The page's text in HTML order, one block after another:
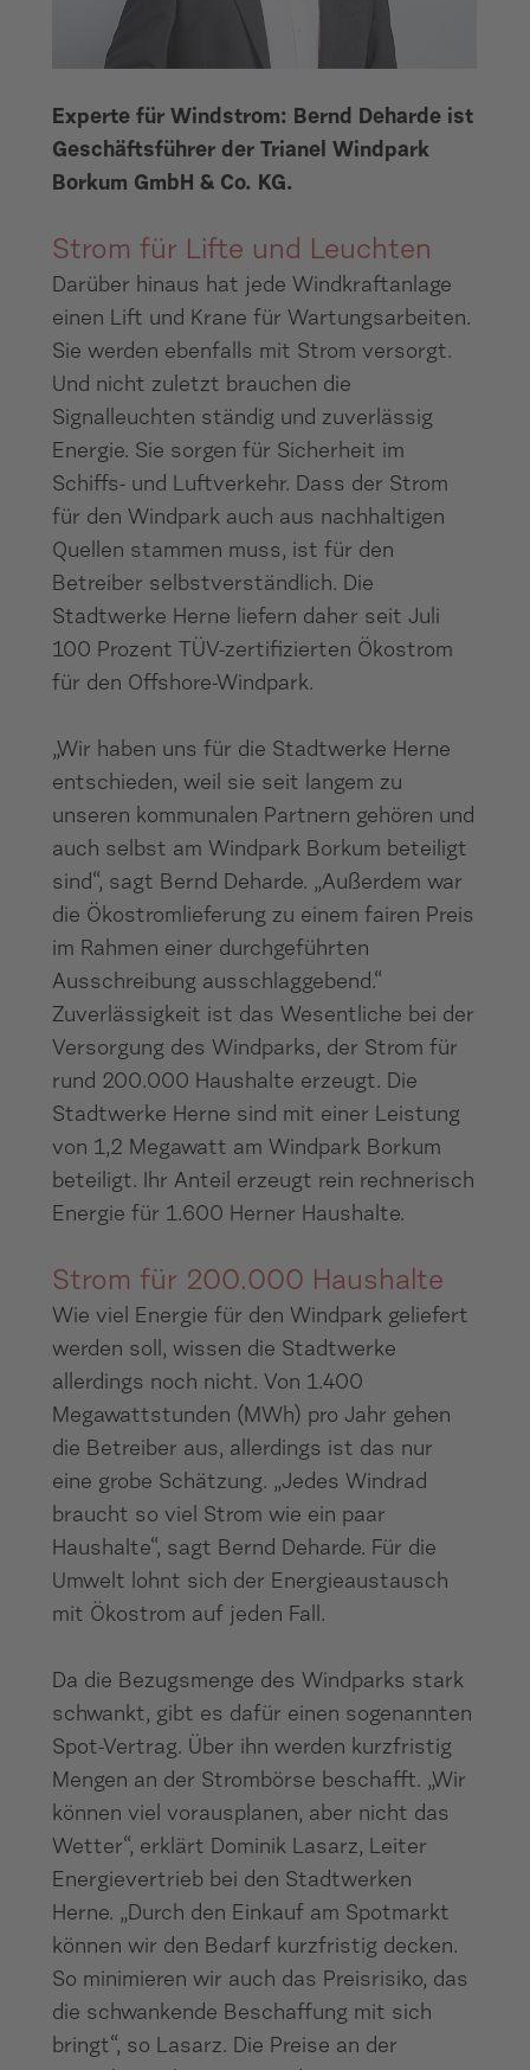
Experte für Windstrom: Bernd Deharde ist
Geschäftsführer der Trianel Windpark
Borkum GmbH & Co. KG.
Strom für Lifte und Leuchten
Darüber hinaus hat jede Windkraftanlage
einen Lift und Krane für Wartungsarbeiten.
Sie werden ebenfalls mit Strom versorgt.
Und nicht zuletzt brauchen die
Signalleuchten ständig und zuverlässig
Energie. Sie sorgen für Sicherheit im
Schiffs- und Luftverkehr. Dass der Strom
für den Windpark auch aus nachhaltigen
Quellen stammen muss, ist für den
Betreiber selbstverständlich. Die
Stadtwerke Herne liefern daher seit Juli
100 Prozent TÜV-zertifizierten Ökostrom
für den Offshore-Windpark.
„Wir haben uns für die Stadtwerke Herne
entschieden, weil sie seit langem zu
unseren kommunalen Partnern gehören und
auch selbst am Windpark Borkum beteiligt
sind“, sagt Bernd Deharde. „Außerdem war
die Ökostromlieferung zu einem fairen Preis
im Rahmen einer durchgeführten
Ausschreibung ausschlaggebend.“
Zuverlässigkeit ist das Wesentliche bei der
Versorgung des Windparks, der Strom für
rund 200.000 Haushalte erzeugt. Die
Stadtwerke Herne sind mit einer Leistung
von 1,2 Megawatt am Windpark Borkum
beteiligt. Ihr Anteil erzeugt rein rechnerisch
Energie für 1.600 Herner Haushalte.
Strom für 200.000 Haushalte
Wie viel Energie für den Windpark geliefert
werden soll, wissen die Stadtwerke
allerdings noch nicht. Von 1.400
Megawattstunden (MWh) pro Jahr gehen
die Betreiber aus, allerdings ist das nur
eine grobe Schätzung. „Jedes Windrad
braucht so viel Strom wie ein paar
Haushalte“, sagt Bernd Deharde. Für die
Umwelt lohnt sich der Energieaustausch
mit Ökostrom auf jeden Fall.
Da die Bezugsmenge des Windparks stark
schwankt, gibt es dafür einen sogenannten
Spot-Vertrag. Über ihn werden kurzfristig
Mengen an der Strombörse beschafft. „Wir
können viel vorausplanen, aber nicht das
Wetter“, erklärt Dominik Lasarz, Leiter
Energievertrieb bei den Stadtwerken
Herne. „Durch den Einkauf am Spotmarkt
können wir den Bedarf kurzfristig decken.
So minimieren wir auch das Preisrisiko, das
die schwankende Beschaffung mit sich
bringt“, so Lasarz. Die Preise an der